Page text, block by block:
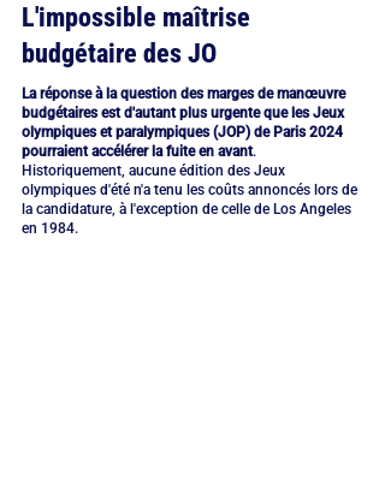
L'impossible maîtrise
budgétaire des JO
La réponse à la question des marges de manœuvre
budgétaires est d'autant plus urgente que les Jeux
olympiques et paralympiques (JOP) de Paris 2024
pourraient accélérer la fuite en avant.
Historiquement, aucune édition des Jeux
olympiques d'été n'a tenu les coûts annoncés lors de
la candidature, à l'exception de celle de Los Angeles
en 1984.